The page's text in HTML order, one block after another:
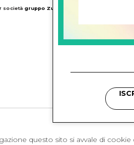
società gruppo Zucchetti
questo sito si avvale di